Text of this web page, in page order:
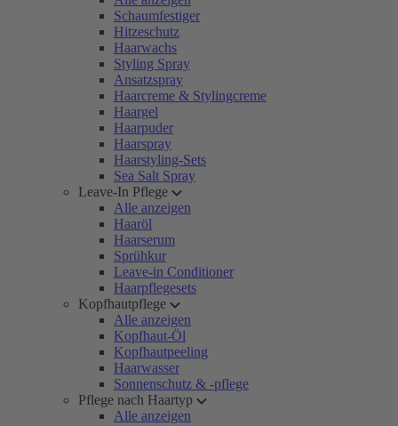
Schaumfestiger
Hitzeschutz
Haarwachs
Styling Spray
Ansatzspray
Haarcreme & Stylingcreme
Haargel
Haarpuder
Haarspray
Haarstyling-Sets
Sea Salt Spray
Leave-In Pflege
Alle anzeigen
Haaröl
Haarserum
Sprühkur
Leave-in Conditioner
Haarpflegesets
Kopfhautpflege
Alle anzeigen
Kopfhaut-Öl
Kopfhautpeeling
Haarwasser
Sonnenschutz & -pflege
Pflege nach Haartyp
Alle anzeigen